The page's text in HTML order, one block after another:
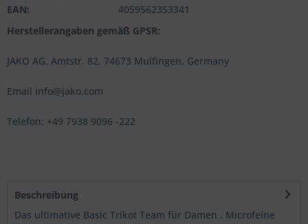
EAN:
4059562353341
Herstellerangaben gemäß GPSR:
JAKO AG, Amtstr. 82, 74673 Mulfingen, Germany
Email info@jako.com
Telefon: +49 7938 9096 -222
Beschreibung
Das ultimative Basic Trikot Team für Damen . Microfeine